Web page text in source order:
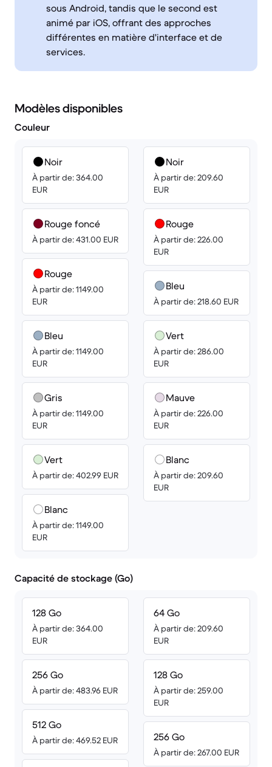
sous Android, tandis que le second est
animé par iOS, offrant des approches
différentes en matière d'interface et de
services.
Modèles disponibles
Couleur
Noir
À partir de: 364.00
EUR
Rouge foncé
À partir de: 431.00 EUR
Rouge
À partir de: 1149.00
EUR
Bleu
À partir de: 1149.00
EUR
Gris
À partir de: 1149.00
EUR
Vert
À partir de: 402.99 EUR
Blanc
À partir de: 1149.00
EUR
Noir
À partir de: 209.60
EUR
Rouge
À partir de: 226.00
EUR
Bleu
À partir de: 218.60 EUR
Vert
À partir de: 286.00
EUR
Mauve
À partir de: 226.00
EUR
Blanc
À partir de: 209.60
EUR
Capacité de stockage (Go)
128 Go
À partir de: 364.00
EUR
256 Go
À partir de: 483.96 EUR
512 Go
À partir de: 469.52 EUR
64 Go
À partir de: 209.60
EUR
128 Go
À partir de: 259.00
EUR
256 Go
À partir de: 267.00 EUR